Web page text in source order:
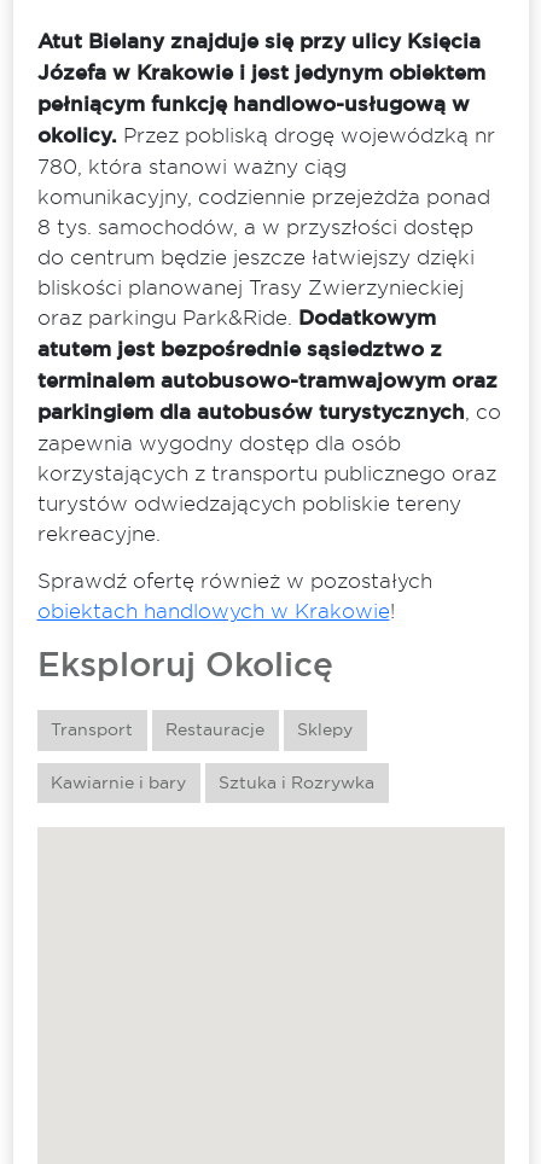
Atut Bielany znajduje się przy ulicy Księcia
Józefa w Krakowie i jest jedynym obiektem
pełniącym funkcję handlowo-usługową w
okolicy.Przez pobliską drogę wojewódzką nr
780, która stanowi ważny ciąg
komunikacyjny, codziennie przejeżdża ponad
8 tys. samochodów, a w przyszłości dostęp
do centrum będzie jeszcze łatwiejszy dzięki
bliskości planowanej Trasy Zwierzynieckiej
oraz parkingu Park&Ride. Dodatkowym
atutem jest bezpośrednie sąsiedztwo z
terminalem autobusowo-tramwajowym oraz
parkingiem dla autobusów turystycznych , co
zapewnia wygodny dostęp dla osób
korzystających z transportu publicznego oraz
turystów odwiedzających pobliskie tereny
rekreacyjne.
Sprawdź ofertę również w pozostałych
obiektach handlowych w Krakowie!
Eksploruj Okolicę
Transport Restauracje Sklepy
Kawiarnie i bary Sztuka i Rozrywka